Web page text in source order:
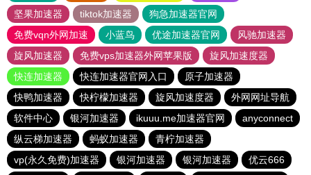
坚果加速器
tiktok加速器
狗急加速器官网
免费vqn外网加速
小蓝鸟 优途加速器官网
风驰加速器
旋风加速器
免费vps加速器外网苹果版
旋风加速度器
快连加速器
快连加速器官网入口
原子加速器
快鸭加速器
快柠檬加速器 旋风加速度器
外网网址导航
软件中心
银河加速器 ikuuu.me加速器官网
anyconnect
纵云梯加速器
蚂蚁加速器
青柠加速器
vp(永久免费)加速器
银河加速器 银河加速器
优云666